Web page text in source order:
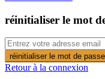
réinitialiser le mot
réinitialiser le mot de passe
Retour à la connexion